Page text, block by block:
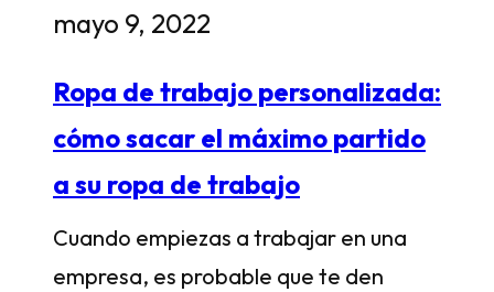
mayo 9, 2022
Ropa de trabajo personalizada:
cómo sacar el máximo partido
a su ropa de trabajo
‍Cuando empiezas a trabajar en una
empresa, es probable que te den